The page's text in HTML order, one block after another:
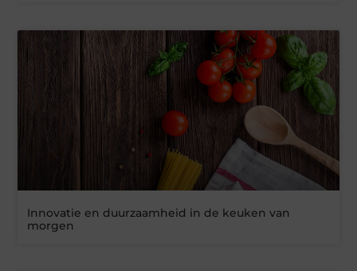
Innovatie en duurzaamheid in de keuken van
morgen